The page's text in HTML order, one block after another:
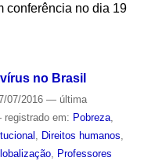
conferência no dia 19
no Brasil
07/2016 — última
em: Pobreza,
Direitos humanos
, Professores